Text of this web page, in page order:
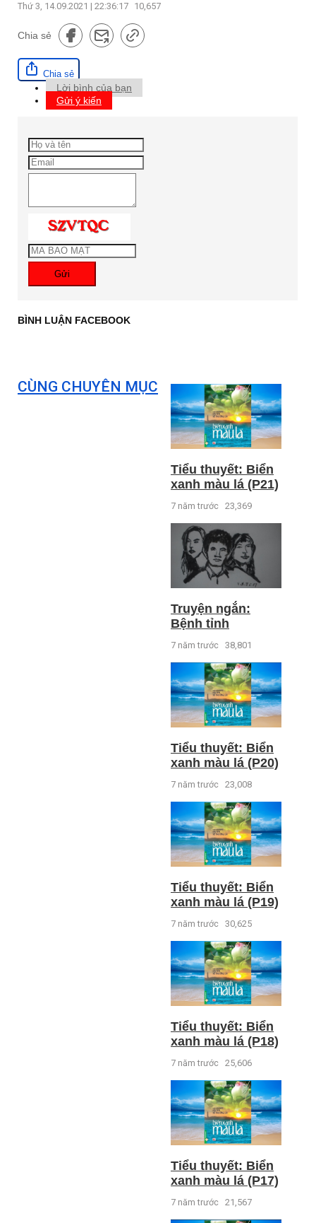
Thứ 3, 14.09.2021 | 22:36:17 10,657
Chia sẻ
Chia sẻ
Lời bình của bạn
Gửi ý kiến
Gửi
BÌNH LUẬN FACEBOOK
CÙNG CHUYÊN MỤC
Tiểu thuyết: Biển
xanh màu lá (P21)
7 năm trước 23,369
Truyện ngắn:
Bệnh tỉnh
7 năm trước 38,801
Tiểu thuyết: Biển
xanh màu lá (P20)
7 năm trước 23,008
Tiểu thuyết: Biển
xanh màu lá (P19)
7 năm trước 30,625
Tiểu thuyết: Biển
xanh màu lá (P18)
7 năm trước 25,606
Tiểu thuyết: Biển
xanh màu lá (P17)
7 năm trước 21,567